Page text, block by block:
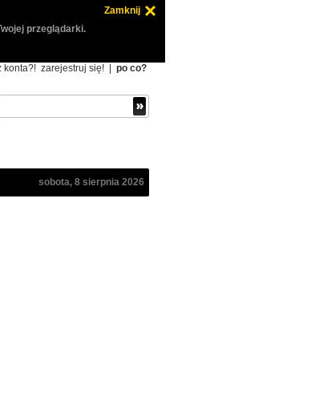
Zamknij
przeglądarki.
konta?! zarejestruj się! po co?
sobota, 8 sierpnia 2026